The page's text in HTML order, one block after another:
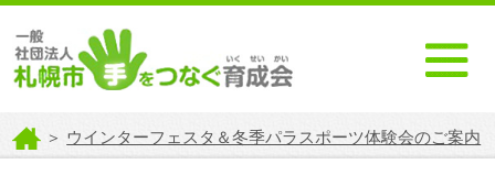
＞ ウインターフェスタ＆冬季パラスポーツ体験会のご案内